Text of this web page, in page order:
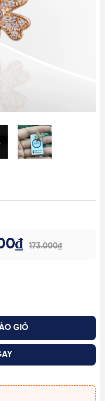
173.000₫
GIỎ